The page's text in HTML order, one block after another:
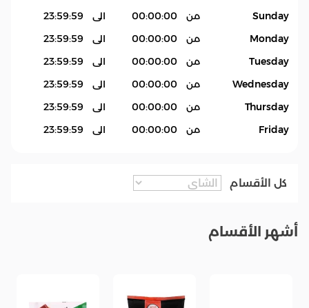
Sunday
من 00:00:00 الى
23:59:59
Monday
من 00:00:00 الى
23:59:59
Tuesday
من 00:00:00 الى
23:59:59
Wednesday
من 00:00:00 الى
23:59:59
Thursday
من 00:00:00 الى
23:59:59
Friday
من 00:00:00 الى 23:59:59
كل الأقسام
أشهر الأقسام